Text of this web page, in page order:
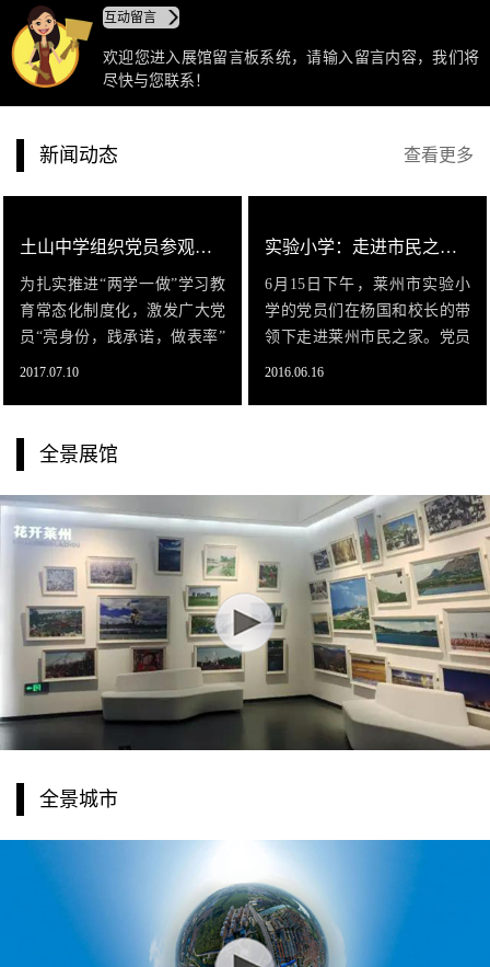
板块。其中总规模型秀通过沙盘及LED屏影片互动演
示，为您详解莱州市的规划蓝图，是全馆的亮点。
互动留言
欢迎您进入展馆留言板系统，请输入留言内容，我们将
尽快与您联系！
查看更多
新闻动态
土山中学组织党员参观市民之家
为扎实推进“两学一做”学习教
育常态化制度化，激发广大党
员“亮身份，践承诺，做表率”
史发展。在讲解员的带领下，
党员们参观了经济社会发展
馆、革命历史纪念馆、莱州规
划展览馆等场所。
2017.07.10
实验小学：走进市民之家，感受莱州变化共建美好家园
6月15日下午，莱州市实验小
学的党员们在杨国和校长的带
领下走进莱州市民之家。党员
巨大变化，每个人都是心潮澎
湃，为莱州骄傲！俯瞰莱州辽
阔的规划图，仿佛看到了辛勤
的莱州人民共建美好家园的情
景，对莱州的未来充满信心。
2016.06.16
全景展馆
全景城市